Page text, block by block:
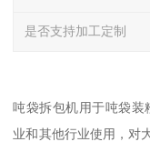
是否支持加工定制
吨袋拆包机用于吨袋装
业和其他行业使用，对